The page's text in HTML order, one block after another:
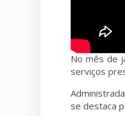
No mês de
serviços
se destaca